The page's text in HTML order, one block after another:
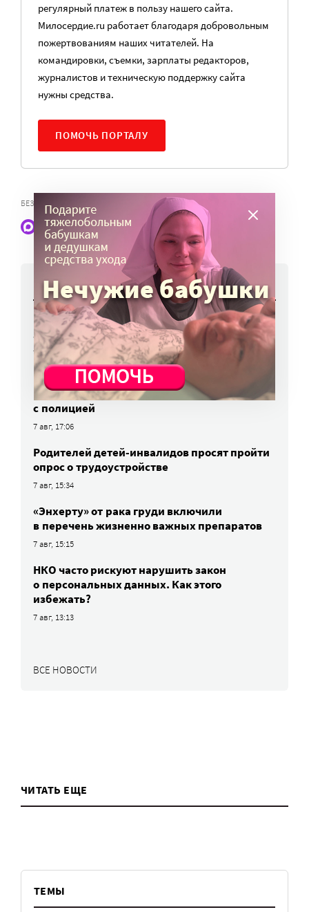
регулярный платеж в пользу нашего сайта.
Милосердие.ru работает благодаря добровольным
пожертвованиям наших читателей. На
командировки, съемки, зарплаты редакторов,
журналистов и техническую поддержку сайта
нужны средства.
ПОМОЧЬ ПОРТАЛУ
БЕЗОПАСНОСТЬ ИЗРАИЛЬСКО-ИРАНСКИЙ КОНФЛИКТ
Наши статьи и новости в Max. Подпишитесь
НОВОСТИ
Вторая волна клещей ожидается в конце
августа — начале сентября
7 авг, 19:25
Родных, которые могут взять ребенка
из проблемной семьи, предлагают искать
с полицией
7 авг, 17:06
Родителей детей-инвалидов просят пройти
опрос о трудоустройстве
7 авг, 15:34
«Энхерту» от рака груди включили
в перечень жизненно важных препаратов
7 авг, 15:15
НКО часто рискуют нарушить закон
о персональных данных. Как этого
избежать?
7 авг, 13:13
ВСЕ НОВОСТИ
ЧИТАТЬ ЕЩЕ
ТЕМЫ